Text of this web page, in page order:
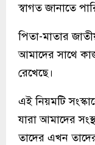
স্বাগত জানাতে
পিতা-মাতার
আমাদের সাথে
রেখেছে।
এই নিয়মটি
যারা আমাদের
তাদের এখন